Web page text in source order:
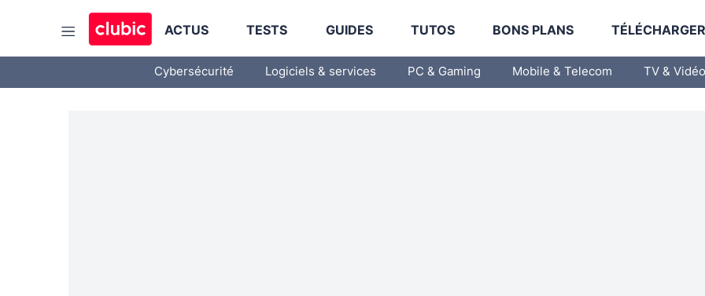
ACTUS TESTS GUIDES TUTOS BONS PLANS
Cybersécurité Logiciels & services PC & Gaming Mobile & Telecom TV & Vidéo